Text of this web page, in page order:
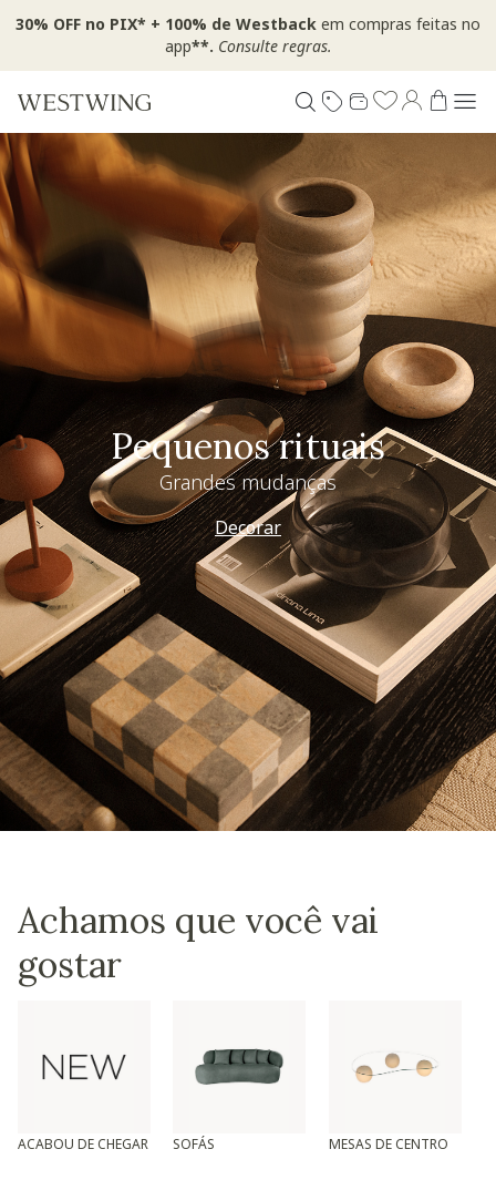
30% OFF no PIX* + 100% de Westback em compras feitas no
app**. Consulte regras.
Pequenos rituais
Grandes mudanças
Decorar
Achamos que você vai
gostar
ACABOU DE CHEGAR SOFÁS MESAS DE CENTRO